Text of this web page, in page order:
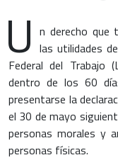
U n derecho que
las utilidades
Federal del Trabajo
dentro de los 60
presentarse la
el 30 de mayo
personas morales y
personas físicas.